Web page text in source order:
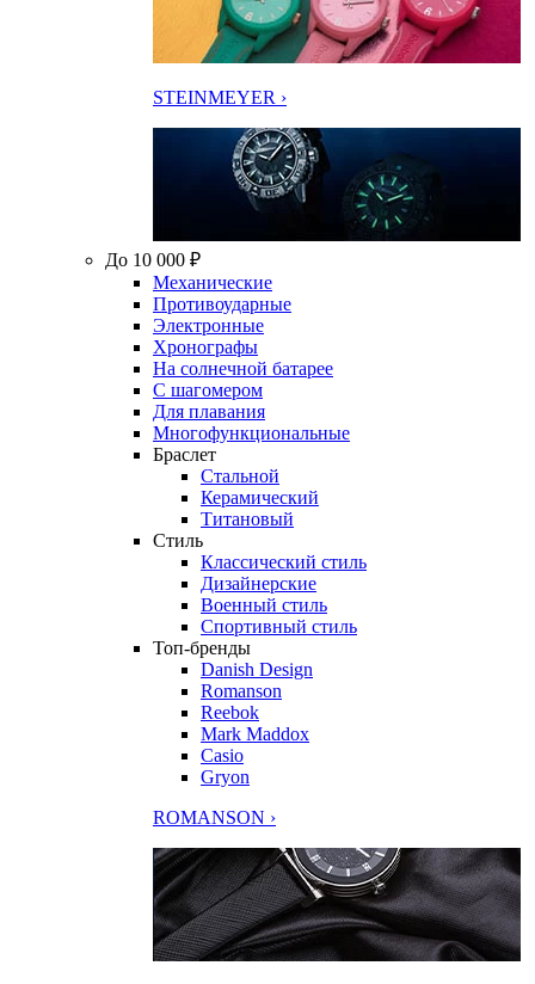
STEINMEYER ›
До 10 000 ₽
Механические
Противоударные
Электронные
Хронографы
На солнечной батарее
С шагомером
Для плавания
Многофункциональные
Браслет
Стальной
Керамический
Титановый
Стиль
Классический стиль
Дизайнерские
Военный стиль
Спортивный стиль
Топ-бренды
Danish Design
Romanson
Reebok
Mark Maddox
Casio
Gryon
ROMANSON ›